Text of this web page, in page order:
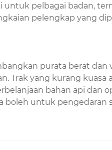
untuk pelbagai badan,
pelengkap yang
purata berat dan
Trak yang kurang kuasa
bahan api dan
boleh untuk pengedaran